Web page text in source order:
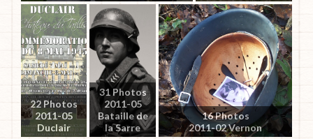
22 Photos
2011-05
Duclair
31 Photos
2011-05
Bataille de
la Sarre
16 Photos
2011-02 Vernon